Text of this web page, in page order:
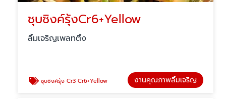
ชุบซิงค์รุ้งCr6+Yellow
ลิ้มเจริญเพลทติ้ง
ชุบซิงค์รุ้ง Cr3 Cr6+Yellow งานคุณภาพลิ้มเจริญ